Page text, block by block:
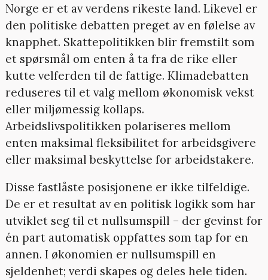
Norge er et av verdens rikeste land. Likevel er
den politiske debatten preget av en følelse av
knapphet. Skattepolitikken blir fremstilt som
et spørsmål om enten å ta fra de rike eller
kutte velferden til de fattige. Klimadebatten
reduseres til et valg mellom økonomisk vekst
eller miljømessig kollaps.
Arbeidslivspolitikken polariseres mellom
enten maksimal fleksibilitet for arbeidsgivere
eller maksimal beskyttelse for arbeidstakere.
Disse fastlåste posisjonene er ikke tilfeldige.
De er et resultat av en politisk logikk som har
utviklet seg til et nullsumspill – der gevinst for
én part automatisk oppfattes som tap for en
annen. I økonomien er nullsumspill en
sjeldenhet; verdi skapes og deles hele tiden.